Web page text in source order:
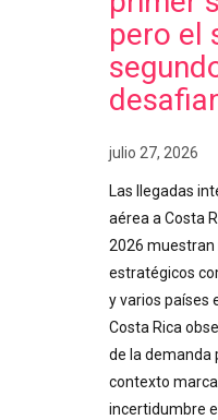
pero el
julio 27, 2026
Las llegadas
aérea a Costa
2026 muestran
estratégicos
y varios países
Costa Rica
de la demanda
contexto
incertidumbre